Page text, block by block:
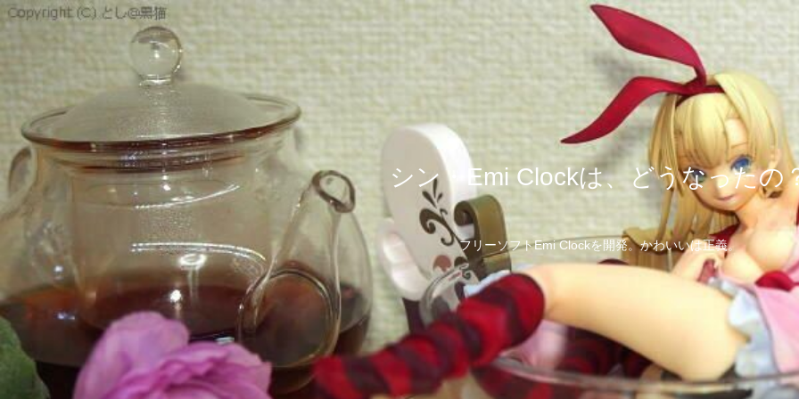
シン・Emi Clockは、どうなったの
フリーソフトEmi Clockを開発。かわいいは正義。